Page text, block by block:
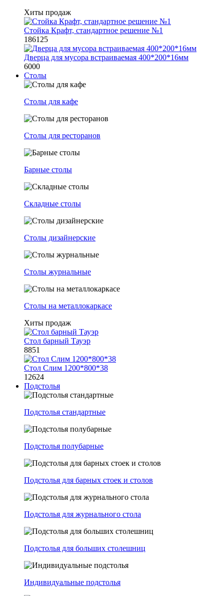
Хиты продаж
Стойка Крафт, стандартное решение №1
186125
Дверца для мусора встраиваемая 400*200*16мм
6000
Столы
Столы для кафе
Столы для ресторанов
Барные столы
Складные столы
Столы дизайнерские
Столы журнальные
Столы на металлокаркасе
Хиты продаж
Стол барный Тауэр
8851
Стол Слим 1200*800*38
12624
Подстолья
Подстолья стандартные
Подстолья полубарные
Подстолья для барных стоек и столов
Подстолья для журнального стола
Подстолья для больших столешниц
Индивидуальные подстолья